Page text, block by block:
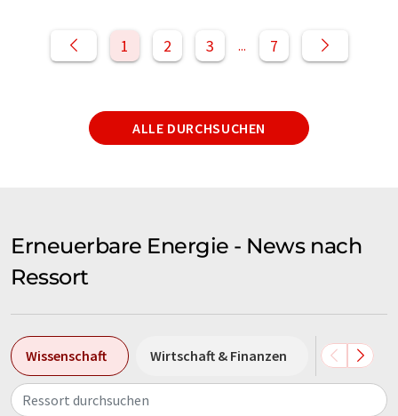
1 2 3 ... 7
ALLE DURCHSUCHEN
Erneuerbare Energie - News nach
Ressort
Wissenschaft Wirtschaft & Finanzen
Ressort durchsuchen